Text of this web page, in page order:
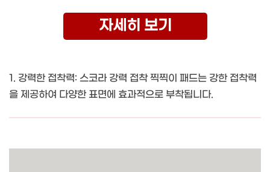
자세히 보기
1. 강력한 접착력: 스코라 강력 접착 찍찍이 패드는 강한 접착력
을 제공하여 다양한 표면에 효과적으로 부착됩니다.